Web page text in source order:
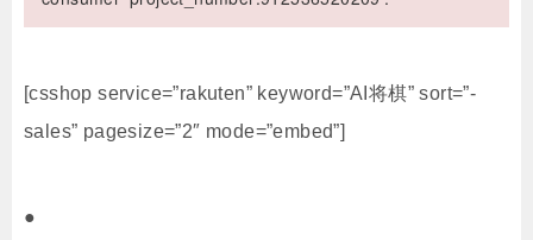
[csshop service=”rakuten” keyword=”AI将棋” sort=”-
sales” pagesize=”2″ mode=”embed”]
●